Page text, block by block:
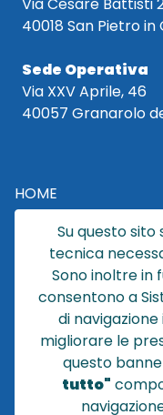
40018 San Pietro in
Sede Operativa
Via XXV Aprile, 46
40057 Granarolo
HOME
CATALOGO
CHI SIAMO
NEWS
CONTATTACI
CONDIZIONI DI
POLICY PRIVACY
NOTE LEGALI
Su questo
tecnica
Sono inoltre in
consentono a
di
migliorare le
questo
tutto"